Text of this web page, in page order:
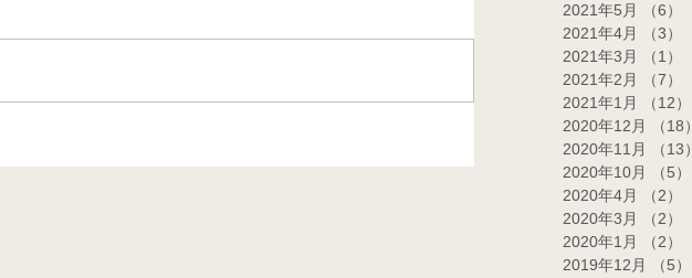
2021年5月
（6）
2021年4月
（3）
2021年3月
（1）
2021年2月
（7）
2021年1月
（12）
2020年12月
（18）
2020年11月
（13）
2020年10月
（5）
2020年4月
（2）
2020年3月
（2）
2020年1月
（2）
2019年12月
（5）